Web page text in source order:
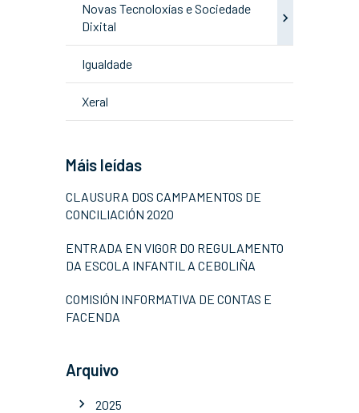
Novas Tecnoloxías e Sociedade
Dixital
Igualdade
Xeral
Máis leídas
CLAUSURA DOS CAMPAMENTOS DE
CONCILIACIÓN 2020
ENTRADA EN VIGOR DO REGULAMENTO
DA ESCOLA INFANTIL A CEBOLIÑA
COMISIÓN INFORMATIVA DE CONTAS E
FACENDA
Arquivo
2025